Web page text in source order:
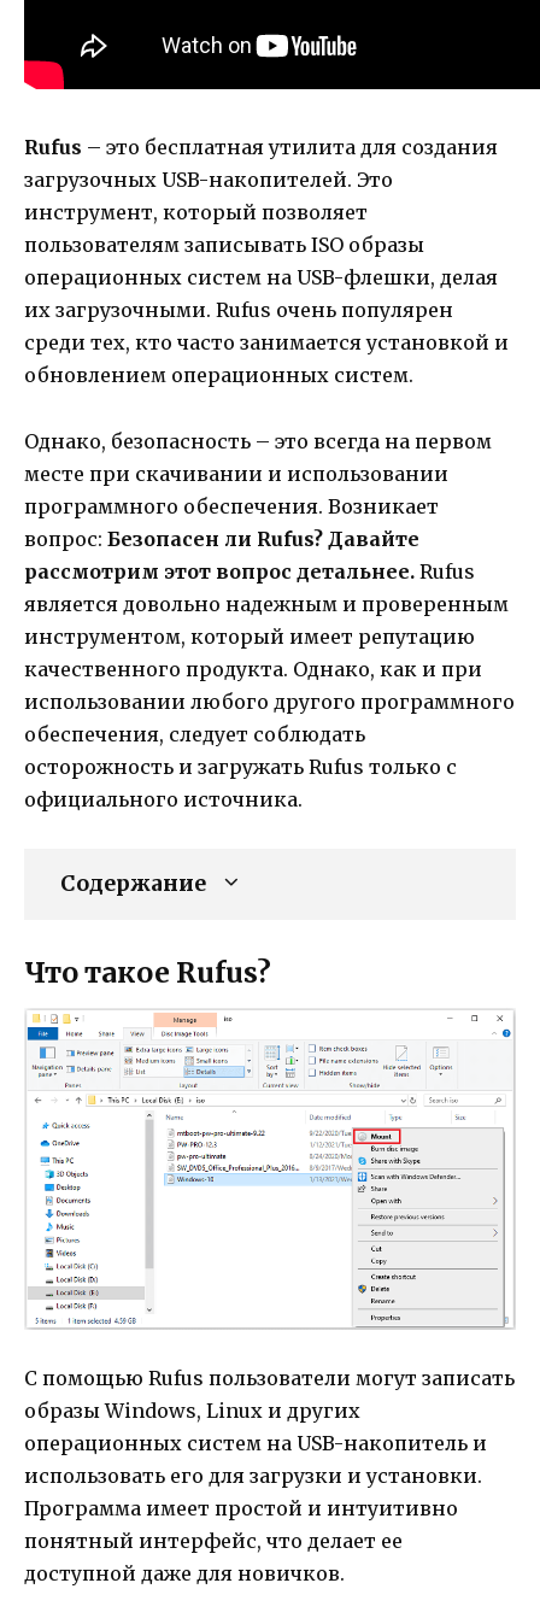
Rufus – это бесплатная утилита для создания
загрузочных USB-накопителей. Это
инструмент, который позволяет
пользователям записывать ISO образы
операционных систем на USB-флешки, делая
их загрузочными. Rufus очень популярен
среди тех, кто часто занимается установкой и
обновлением операционных систем.
Однако, безопасность – это всегда на первом
месте при скачивании и использовании
программного обеспечения. Возникает
вопрос: Безопасен ли Rufus? Давайте
рассмотрим этот вопрос детальнее. Rufus
является довольно надежным и проверенным
инструментом, который имеет репутацию
качественного продукта. Однако, как и при
использовании любого другого программного
обеспечения, следует соблюдать
осторожность и загружать Rufus только с
официального источника.
Содержание
Что такое Rufus?
С помощью Rufus пользователи могут записать
образы Windows, Linux и других
операционных систем на USB-накопитель и
использовать его для загрузки и установки.
Программа имеет простой и интуитивно
понятный интерфейс, что делает ее
доступной даже для новичков.